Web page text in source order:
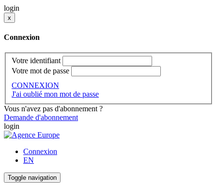
login
x
Connexion
Votre identifiant
Votre mot de passe
CONNEXION
J'ai oublié mon mot de passe
Vous n'avez pas d'abonnement ?
Demande d'abonnement
login
Connexion
EN
Toggle navigation